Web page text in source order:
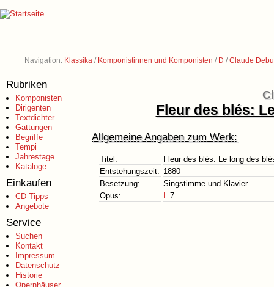
Navigation: Klassika / Komponistinnen und Komponisten / D /Claude
Rubriken
Komponisten
Dirigenten
Textdichter
Gattungen
Begriffe
Tempi
Jahrestage
Kataloge
Einkaufen
CD-Tipps
Angebote
Service
Suchen
Kontakt
Impressum
Datenschutz
Historie
Opernhäuser
Fleur des blés:
Allgemeine Angaben zum Werk:
Titel:
Fleur des blés: Le long des
Entstehungszeit: 1880
Besetzung:
Singstimme und Klavier
Opus:
L 7